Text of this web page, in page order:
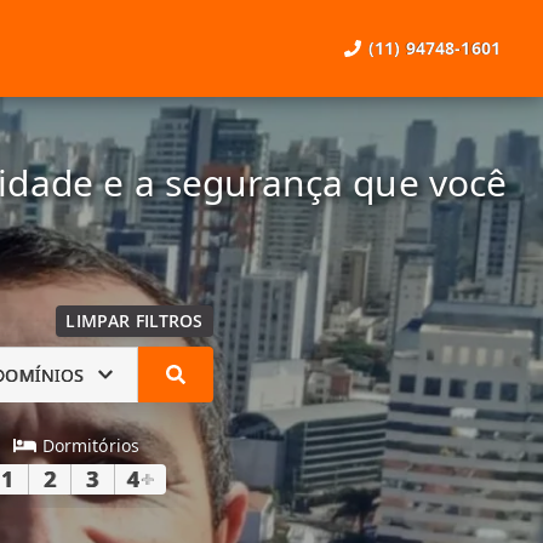
(11) 94748-1601
e a segurança que você
LIMPAR FILTROS
Dormitórios
1 2 3 4+